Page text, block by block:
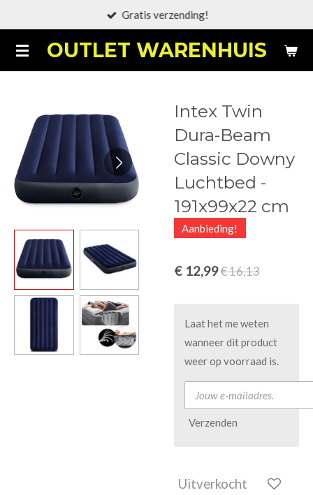
naar
de
OUTLET WARENHUIS
Gratis verzending!
Intex Twin
Dura-Beam
Classic Downy
Luchtbed -
191x99x22 cm
Aanbieding!
€ 12,99€ 16,13
Laat het me weten
wanneer dit product
weer op voorraad is.
Verzenden
Uitverkocht